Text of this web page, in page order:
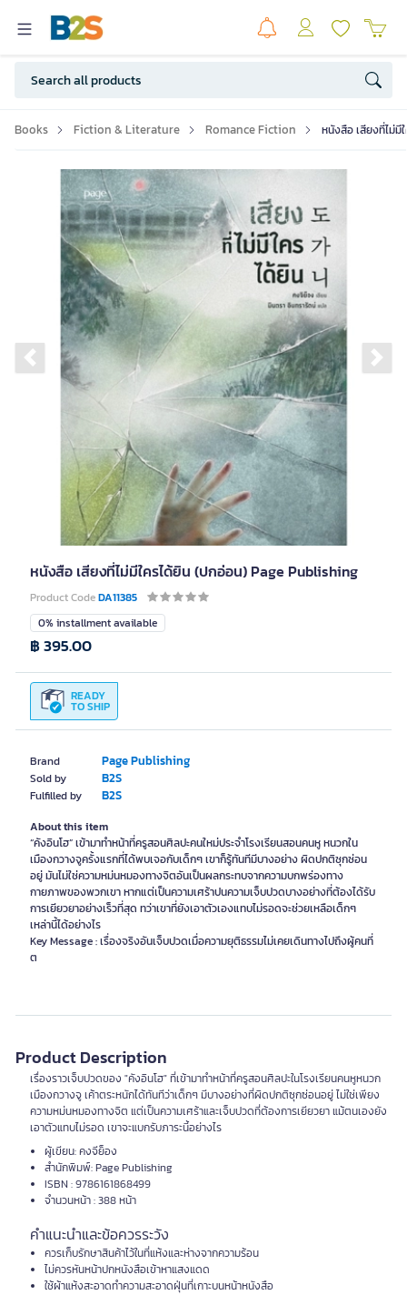
Books Fiction & Literature Romance Fiction หนังสือ เสียงที่ไม่มี
Previous slide
หนังสือ เสียงที่ไม่มีใครได้ยิน (ปกอ่อน) Page Publishing
Product CodeDA11385
Brand Page Publishing
Sold by B2S
Fulfilled by B2S
0% installment available
READY
TO SHIP
฿ 395.00
About this item
“คังอินโฮ” เข้ามาทำหน้าที่ครูสอนศิลปะคนใหม่ประจำโรงเรียนสอนคนหู หนวกใน
เมืองกวางจูครั้งแรกที่ได้พบเจอกับเด็กๆ เขาก็รู้ทันทีมีบางอย่าง ผิดปกติซุกซ่อน
อยู่ มันไม่ใช่ความหม่นหมองทางจิตอันเป็นผลกระทบจากความบกพร่องทาง
กายภาพของพวกเขา หากแต่เป็นความเศร้าปนความเจ็บปวดบางอย่างที่ต้องได้รับ
การเยียวยาอย่างเร็วที่สุด ทว่าเขาที่ยังเอาตัวเองแทบไม่รอดจะช่วยเหลือเด็กๆ
เหล่านี้ได้อย่างไร
Key Message : เรื่องจริงอันเจ็บปวดเมื่อความยุติธรรมไม่เคยเดินทางไปถึงผู้คนที่
ต
Product Description
เรื่องราวเจ็บปวดของ "คังอินโฮ" ที่เข้ามาทำหน้าที่ครูสอนศิลปะในโรงเรียนคนหูหนวก
เมืองกวางจู เค้าตระหนักได้ทันทีว่าเด็กๆ มีบางอย่างที่ผิดปกติซุกซ่อนอยู่ ไม่ใช่เพียง
ความหม่นหมองทางจิต แต่เป็นความเศร้าและเจ็บปวดที่ต้องการเยียวยา แม้ตนเองยัง
เอาตัวแทบไม่รอด เขาจะแบกรับภาระนี้อย่างไร
ผู้เขียน: คงจีย็อง
สำนักพิมพ์: Page Publishing
ISBN : 9786161868499
จำนวนหน้า : 388 หน้า
คำแนะนำและข้อควรระวัง
ควรเก็บรักษาสินค้าไว้ในที่แห้งและห่างจากความร้อน
ไม่ควรหันหน้าปกหนังสือเข้าหาแสงแดด
ใช้ผ้าแห้งสะอาดทำความสะอาดฝุ่นที่เกาะบนหน้าหนังสือ